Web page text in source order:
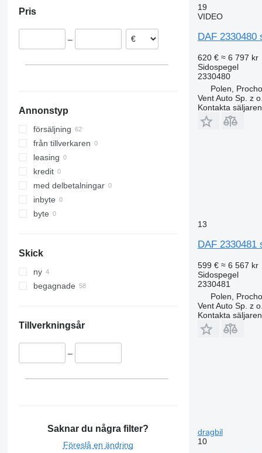
Nederländerna
Litauen
Pris
–
Annonstyp
försäljning
från tillverkaren
leasing
kredit
med delbetalningar
inbyte
byte
Skick
ny
begagnade
Tillverkningsår
–
Saknar du några filter?
Föreslå en ändring
19
VIDEO
DAF 2330480
620 € ≈ 6 797 kr
Sidospegel
2330480
Polen,
Vent Auto Sp. z
Kontakta säljaren
13
DAF 2330481
599 € ≈ 6 567 kr
Sidospegel
2330481
Polen,
Vent Auto Sp. z
Kontakta säljaren
dragbil
10